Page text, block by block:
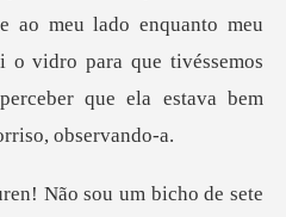
ao meu lado enquanto meu
icho de sete